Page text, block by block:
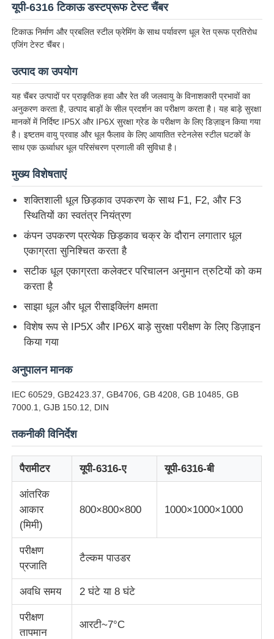
होम
उत्पाद
हमारे बारे में
फैक्टरी यात्रा
हमसे संपर्क करें
एक बोली का अनुरोध
पर्यावरण परीक्षण कक्ष
सार्वभौमिक परीक्षण मशीन
प्रभाव परीक्षण मशीन
यूपी-6316 टिकाऊ डस्टप्रूफ टेस्ट चैंबर
टिकाऊ निर्माण और प्रबलित स्टील फ्रेमिंग के साथ पर्यावरण धूल रेत प्रूफ प्रतिरोध
एजिंग टेस्ट चैंबर।
उत्पाद का उपयोग
यह चैंबर उत्पादों पर प्राकृतिक हवा और रेत की जलवायु के विनाशकारी प्रभावों का
अनुकरण करता है, उत्पाद बाड़ों के सील प्रदर्शन का परीक्षण करता है। यह बाड़े सुरक्षा
मानकों में निर्दिष्ट IP5X और IP6X सुरक्षा ग्रेड के परीक्षण के लिए डिज़ाइन किया गया
है। इष्टतम वायु प्रवाह और धूल फैलाव के लिए आयातित स्टेनलेस स्टील घटकों के
साथ एक ऊर्ध्वाधर धूल परिसंचरण प्रणाली की सुविधा है।
मुख्य विशेषताएं
शक्तिशाली धूल छिड़काव उपकरण के साथ F1, F2, और F3
स्थितियों का स्वतंत्र नियंत्रण
कंपन उपकरण प्रत्येक छिड़काव चक्र के दौरान लगातार धूल
एकाग्रता सुनिश्चित करता है
सटीक धूल एकाग्रता कलेक्टर परिचालन अनुमान त्रुटियों को कम
करता है
साझा धूल और धूल रीसाइक्लिंग क्षमता
विशेष रूप से IP5X और IP6X बाड़े सुरक्षा परीक्षण के लिए डिज़ाइन
किया गया
अनुपालन मानक
IEC 60529, GB2423.37, GB4706, GB 4208, GB 10485, GB
7000.1, GJB 150.12, DIN
तकनीकी विनिर्देश
पैरामीटर यूपी-6316-ए यूपी-6316-बी
आंतरिक
आकार
(मिमी)
800×800×800 1000×1000×1000
परीक्षण
प्रजाति
टैल्कम पाउडर
अवधि समय 2 घंटे या 8 घंटे
परीक्षण
तापमान
आरटी~7°C